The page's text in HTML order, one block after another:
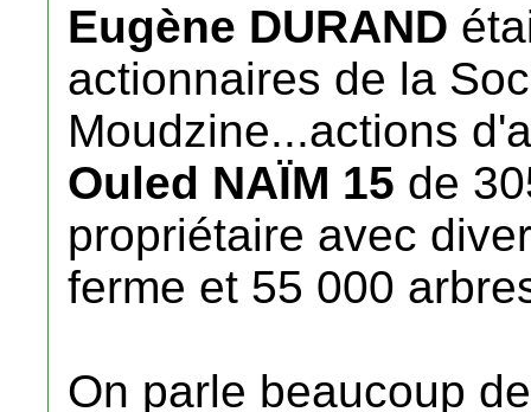
Eugène DURAND
actionnaires de la
Moudzine...actions
Ouled NAÏM 15 de
propriétaire avec
ferme et 55 000
On parle beaucoup